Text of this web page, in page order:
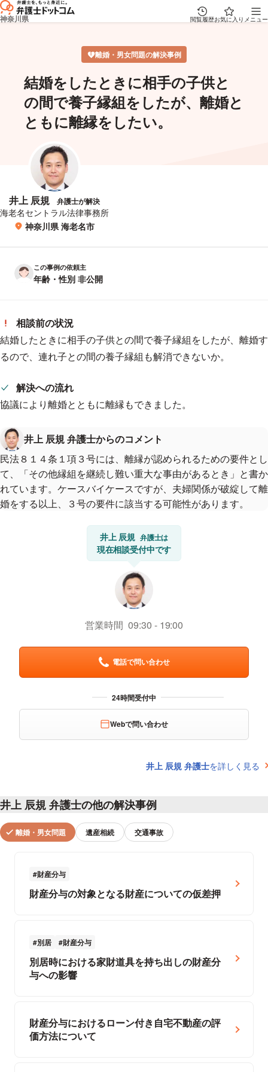
神奈川県 閲覧履歴お気に入り メニュー
離婚・男女問題の解決事例
結婚をしたときに相手の子供と
の間で養子縁組をしたが、離婚と
ともに離縁をしたい。
井上 辰規 弁護士が解決
所属事務所
海老名セントラル法律事務所
所在地
神奈川県 海老名市
この事例の依頼主
年齢・性別 非公開
相談前の状況
結婚したときに相手の子供との間で養子縁組をしたが、離婚す
るので、連れ子との間の養子縁組も解消できないか。
解決への流れ
協議により離婚とともに離縁もできました。
井上 辰規 弁護士からのコメント
民法８１４条１項３号には、離縁が認められるための要件とし
て、「その他縁組を継続し難い重大な事由があるとき」と書か
れています。ケースバイケースですが、夫婦関係が破綻して離
婚をする以上、３号の要件に該当する可能性があります。
井上 辰規 弁護士は
現在相談受付中です
営業時間 09:30 19:00
電話で問い合わせ
Webで問い合わせ
井上 辰規 弁護士を詳しく見る
井上 辰規 弁護士の他の解決事例
離婚・男女問題 遺産相続 交通事故
財産分与
財産分与の対象となる財産についての仮差押
別居 財産分与
別居時における家財道具を持ち出しの財産分
与への影響
財産分与におけるローン付き自宅不動産の評
価方法について